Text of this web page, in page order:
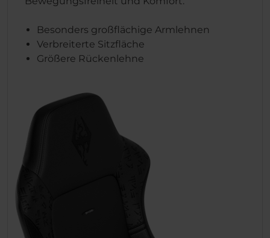
Besonders großflächige Armlehnen
Verbreiterte Sitzfläche
Größere Rückenlehne